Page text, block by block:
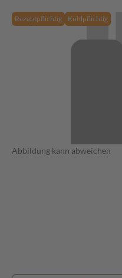
Rezeptpflichtig Kühlpflichtig
Abbildung kann abweichen